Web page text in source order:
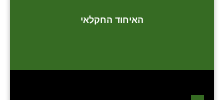
האיחוד החקלאי